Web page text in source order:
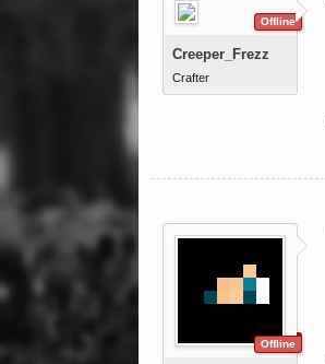
Offline
Creeper_Frezz
Crafter
Offline